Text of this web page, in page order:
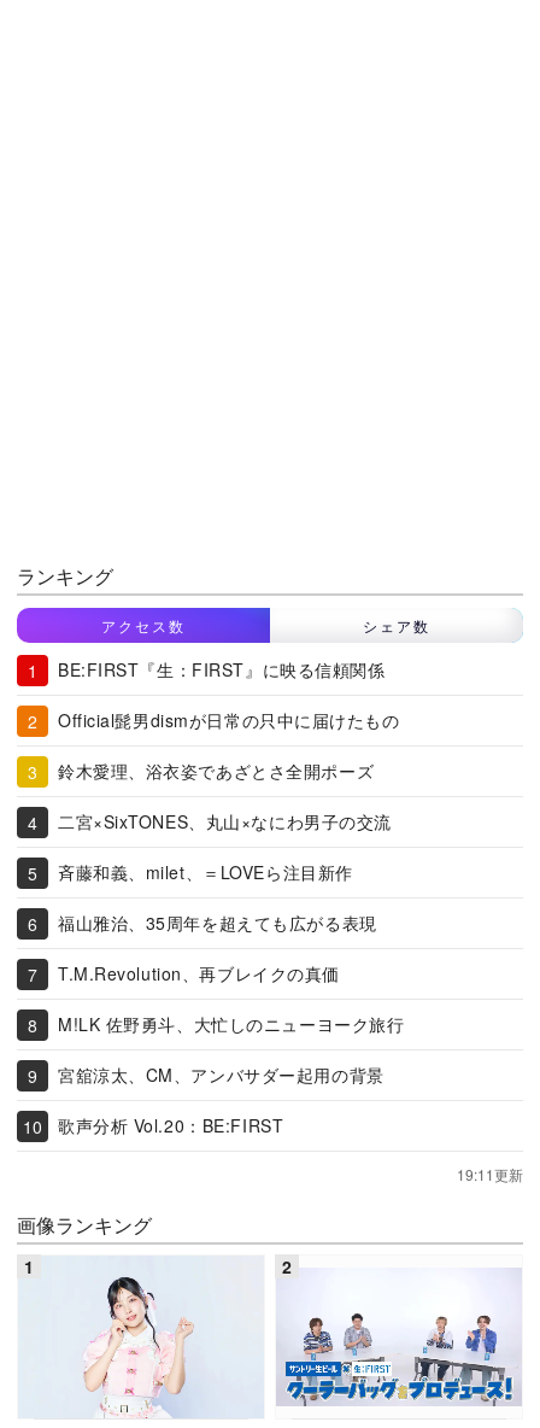
ランキング
アクセス数 シェア数
BE:FIRST『生：FIRST』に映る信頼関係
Official髭男dismが日常の只中に届けたもの
鈴木愛理、浴衣姿であざとさ全開ポーズ
二宮×SixTONES、丸山×なにわ男子の交流
斉藤和義、milet、＝LOVEら注目新作
福山雅治、35周年を超えても広がる表現
T.M.Revolution、再ブレイクの真価
M!LK 佐野勇斗、大忙しのニューヨーク旅行
宮舘涼太、CM、アンバサダー起用の背景
歌声分析 Vol.20：BE:FIRST
19:11更新
画像ランキング